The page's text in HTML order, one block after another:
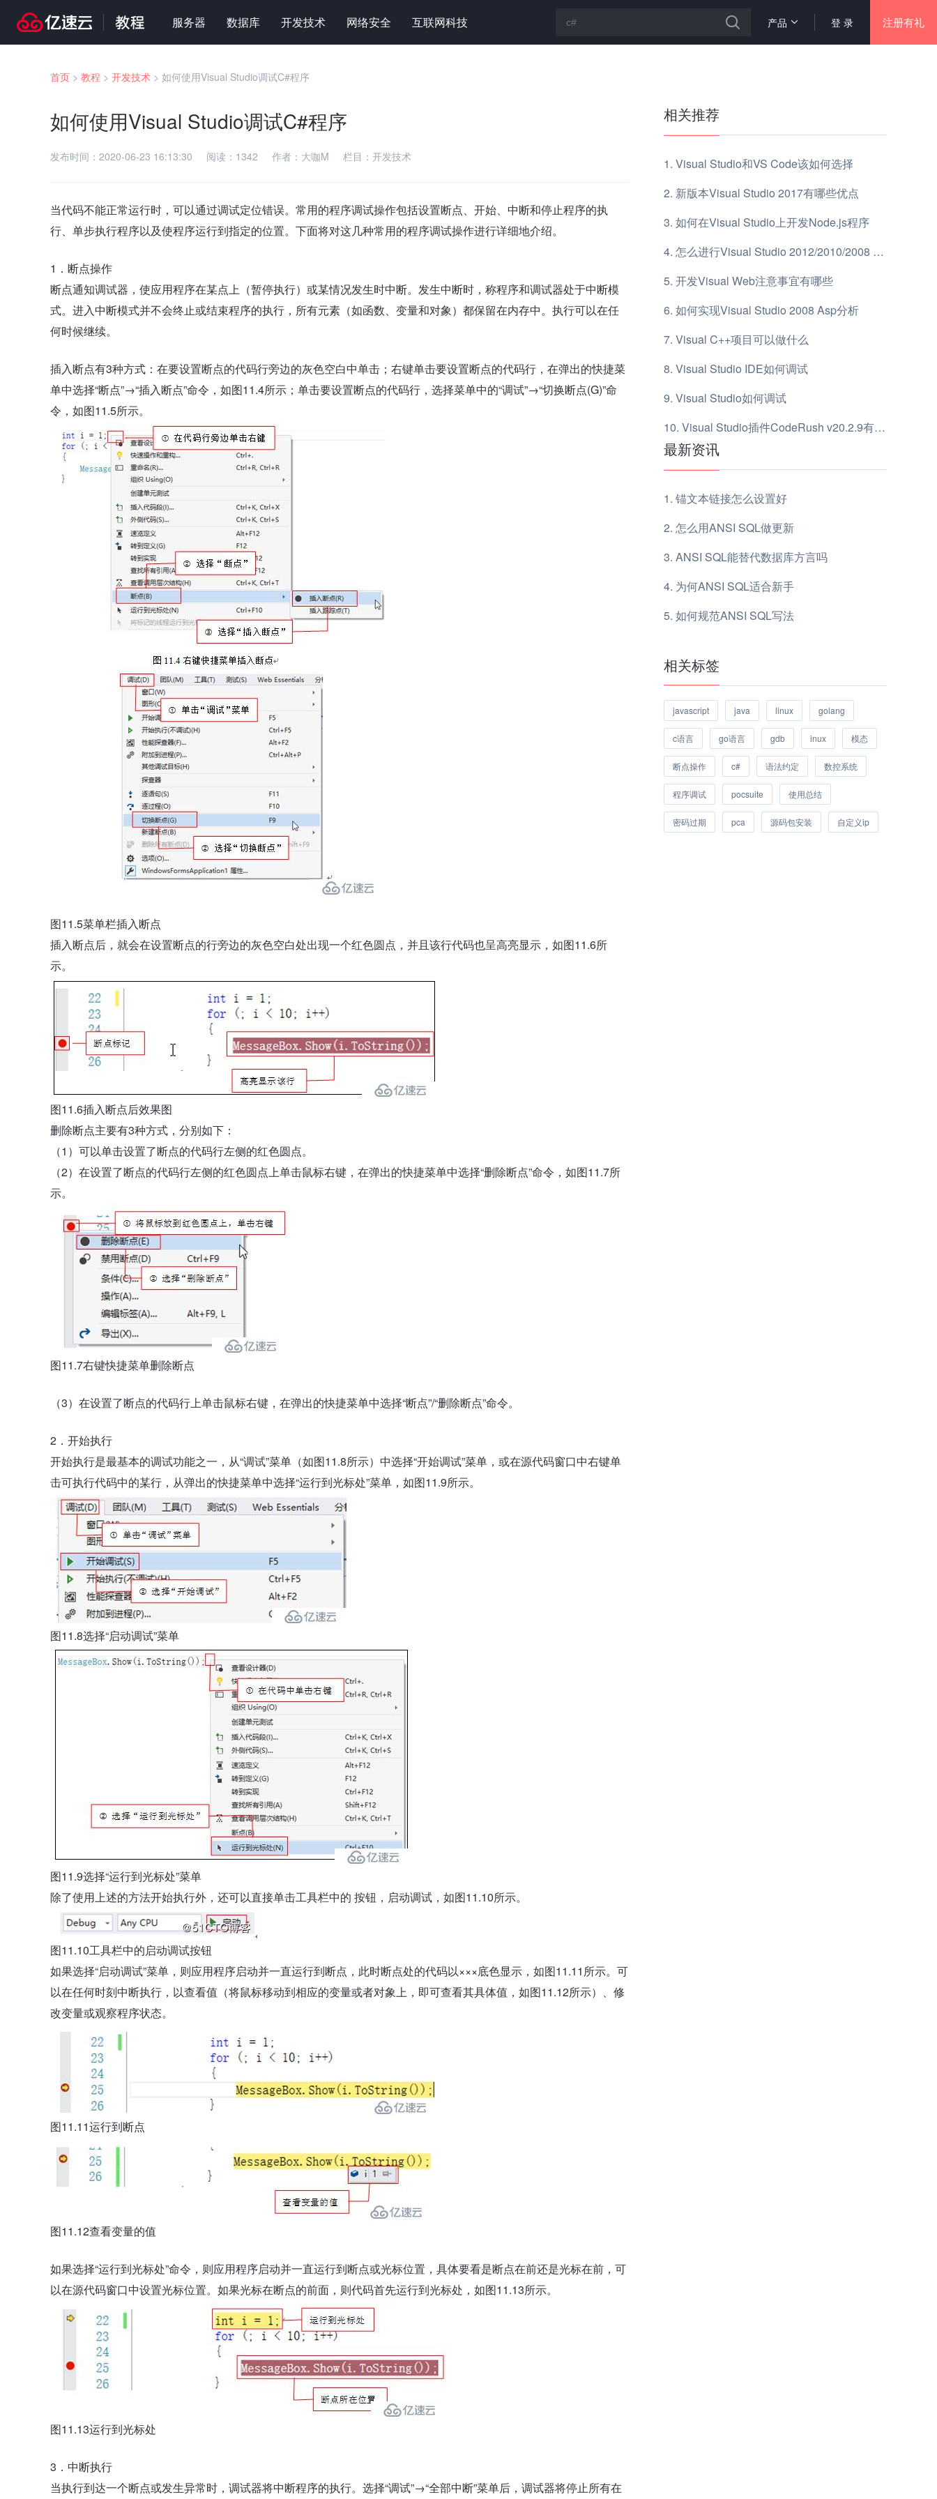
服务器 数据库 开发技术 网络安全 互联网科技 登 录 注册有礼
产品
首页 > 教程 > 开发技术 > 如何使用Visual Studio调试C#程序
如何使用Visual Studio调试C#程序
发布时间： 2020-06-23 16:13:30 阅读： 1342 作者： 大咖M 栏目： 开发技术
当代码不能正常运行时，可以通过调试定位错误。常用的程序调试操作包括设置断点、开始、中断和停止程序的执
行、单步执行程序以及使程序运行到指定的位置。下面将对这几种常用的程序调试操作进行详细地介绍。
1．断点操作
断点通知调试器，使应用程序在某点上（暂停执行）或某情况发生时中断。发生中断时，称程序和调试器处于中断模
式。进入中断模式并不会终止或结束程序的执行，所有元素（如函数、变量和对象）都保留在内存中。执行可以在任
何时候继续。
插入断点有3种方式：在要设置断点的代码行旁边的灰色空白中单击；右键单击要设置断点的代码行，在弹出的快捷菜
单中选择“断点”→“插入断点”命令，如图11.4所示；单击要设置断点的代码行，选择菜单中的“调试”→“切换断点(G)”命
令，如图11.5所示。
图11.5菜单栏插入断点
插入断点后，就会在设置断点的行旁边的灰色空白处出现一个红色圆点，并且该行代码也呈高亮显示，如图11.6所
示。
图11.6插入断点后效果图
删除断点主要有3种方式，分别如下：
（1）可以单击设置了断点的代码行左侧的红色圆点。
（2）在设置了断点的代码行左侧的红色圆点上单击鼠标右键，在弹出的快捷菜单中选择“删除断点”命令，如图11.7所
示。
图11.7右键快捷菜单删除断点
（3）在设置了断点的代码行上单击鼠标右键，在弹出的快捷菜单中选择“断点”/“删除断点”命令。
2．开始执行
开始执行是最基本的调试功能之一，从“调试”菜单（如图11.8所示）中选择“开始调试”菜单，或在源代码窗口中右键单
击可执行代码中的某行，从弹出的快捷菜单中选择“运行到光标处”菜单，如图11.9所示。
图11.8选择“启动调试”菜单
图11.9选择“运行到光标处”菜单
除了使用上述的方法开始执行外，还可以直接单击工具栏中的 按钮，启动调试，如图11.10所示。
图11.10工具栏中的启动调试按钮
如果选择“启动调试”菜单，则应用程序启动并一直运行到断点，此时断点处的代码以×××底色显示，如图11.11所示。可
以在任何时刻中断执行，以查看值（将鼠标移动到相应的变量或者对象上，即可查看其具体值，如图11.12所示）、修
改变量或观察程序状态。
图11.11运行到断点
图11.12查看变量的值
如果选择“运行到光标处”命令，则应用程序启动并一直运行到断点或光标位置，具体要看是断点在前还是光标在前，可
以在源代码窗口中设置光标位置。如果光标在断点的前面，则代码首先运行到光标处，如图11.13所示。
图11.13运行到光标处
3．中断执行
当执行到达一个断点或发生异常时，调试器将中断程序的执行。选择“调试”→“全部中断”菜单后，调试器将停止所有在
最新资讯
锚文本链接怎么设置好
怎么用ANSI SQL做更新
ANSI SQL能替代数据库方言吗
为何ANSI SQL适合新手
如何规范ANSI SQL写法
相关推荐
Visual Studio和VS Code该如何选择
新版本Visual Studio 2017有哪些优点
如何在Visual Studio上开发Node.js程序
怎么进行Visual Studio 2012/2010/2008 远程调试
开发Visual Web注意事宜有哪些
如何实现Visual Studio 2008 Asp分析
Visual C++项目可以做什么
Visual Studio IDE如何调试
Visual Studio如何调试
Visual Studio插件CodeRush v20.2.9有哪些优点
相关标签
javascript java linux golang
c语言 go语言 gdb inux 模态
断点操作 c# 语法约定 数控系统
程序调试 pocsuite 使用总结
密码过期 pca 源码包安装 自定义ip